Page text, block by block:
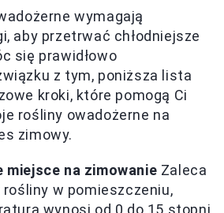
wymagają
aby przetrwać chłodniejsze
się prawidłowo
z tym, poniższa lista
kroki, które pomogą Ci
rośliny owadożerne na
zimowy.
miejsce na zimowanie Zaleca
w pomieszczeniu,
wynosi od 0 do 15 stopni